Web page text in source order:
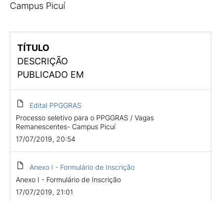
Campus Picuí
TÍTULO
DESCRIÇÃO
PUBLICADO EM
Edital PPGGRAS
Processo seletivo para o PPGGRAS / Vagas
Remanescentes- Campus Picuí
17/07/2019, 20:54
Anexo I - Formulário de Inscrição
Anexo I - Formulário de Inscrição
17/07/2019, 21:01